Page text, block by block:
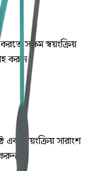
সক্ষম স্বয়ংক্রিয়
করুন।
এবং স্বয়ংক্রিয় সারাংশ